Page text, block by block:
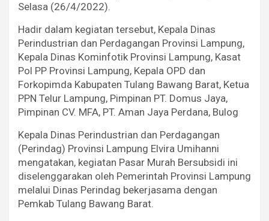
Selasa (26/4/2022).
Hadir dalam kegiatan tersebut, Kepala Dinas
Perindustrian dan Perdagangan Provinsi Lampung,
Kepala Dinas Kominfotik Provinsi Lampung, Kasat
Pol PP Provinsi Lampung, Kepala OPD dan
Forkopimda Kabupaten Tulang Bawang Barat, Ketua
PPN Telur Lampung, Pimpinan PT. Domus Jaya,
Pimpinan CV. MFA, PT. Aman Jaya Perdana, Bulog
Kepala Dinas Perindustrian dan Perdagangan
(Perindag) Provinsi Lampung Elvira Umihanni
mengatakan, kegiatan Pasar Murah Bersubsidi ini
diselenggarakan oleh Pemerintah Provinsi Lampung
melalui Dinas Perindag bekerjasama dengan
Pemkab Tulang Bawang Barat.